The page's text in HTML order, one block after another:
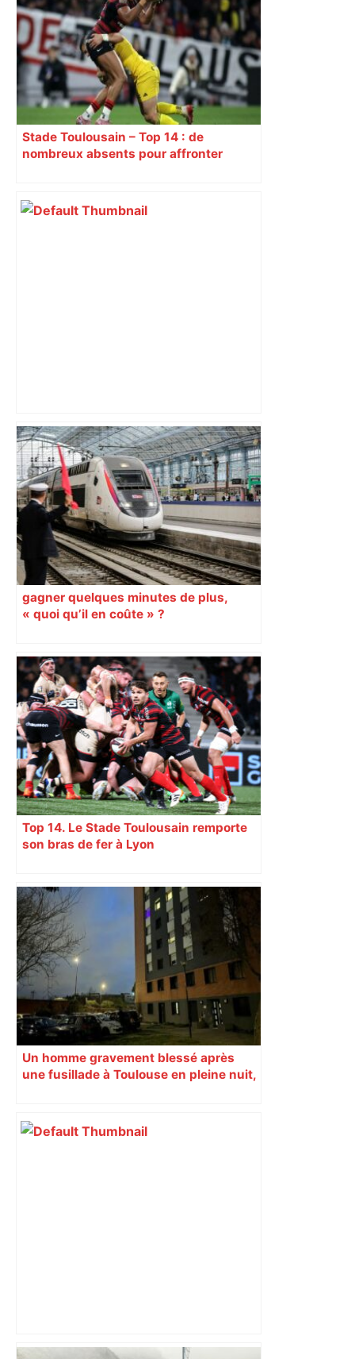
Stade Toulousain – Top 14 : de
nombreux absents pour affronter
Top 14: comment Perpignan a une
nouvelle fois fait tomber Toulouse? –
RMC Sport
gagner quelques minutes de plus,
« quoi qu’il en coûte » ?
Top 14. Le Stade Toulousain remporte
son bras de fer à Lyon
Un homme gravement blessé après
une fusillade à Toulouse en pleine nuit,